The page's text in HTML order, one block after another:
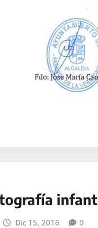
Dic 15, 2016 0